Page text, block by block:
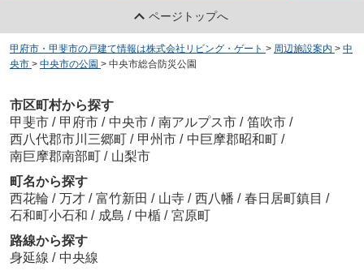
ページトップへ
甲府市・甲斐市の戸建て情報は株式会社リビング・ゲート > 周辺施設案内 > 中
央市 > 中央市の公園 > 中央市総合防災公園
市区町村から探す
甲斐市 / 甲府市 / 中央市 / 南アルプス市 / 笛吹市 /
西八代郡市川三郷町 / 甲州市 / 中巨摩郡昭和町 /
南巨摩郡南部町 / 山梨市
町名から探す
西花輪 / 万才 / 富竹新田 / 山寺 / 西八幡 / 春日居町鎮目 /
石和町小石和 / 成島 / 中楯 / 宮原町
路線から探す
身延線 / 中央線